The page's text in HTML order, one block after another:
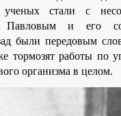
стали с
Павловым и его
были передовым
тормозят работы по
организма в целом.